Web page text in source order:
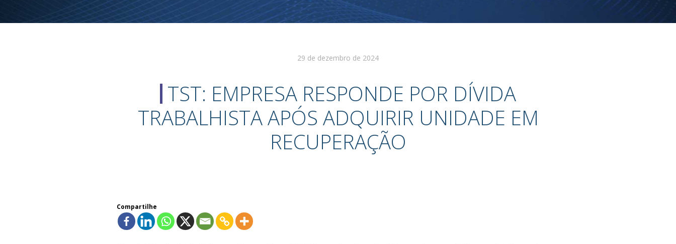
29 de dezembro de 2024
TST: EMPRESA RESPONDE POR DÍVIDA
TRABALHISTA APÓS ADQUIRIR UNIDADE EM
RECUPERAÇÃO
Compartilhe